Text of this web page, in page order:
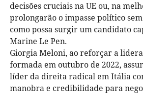
decisões cruciais na UE ou, na
prolongarão o impasse político
como possa surgir um candidato
Marine Le Pen.
Giorgia Meloni, ao reforçar a
formada em outubro de 2022,
líder da direita radical em Itália
manobra e credibilidade para